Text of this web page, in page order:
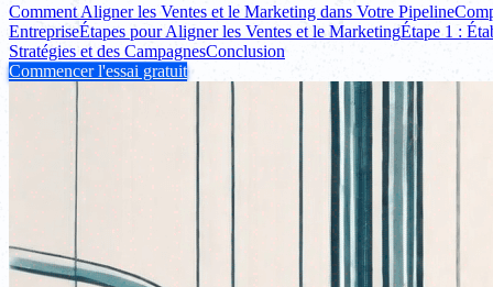
Comment Aligner les Ventes et le Marketing dans Votre Pipeline
EntrepriseÉtapes pour Aligner les Ventes et le MarketingÉtape 1 :
Stratégies et des CampagnesConclusion
Commencer l'essai gratuit